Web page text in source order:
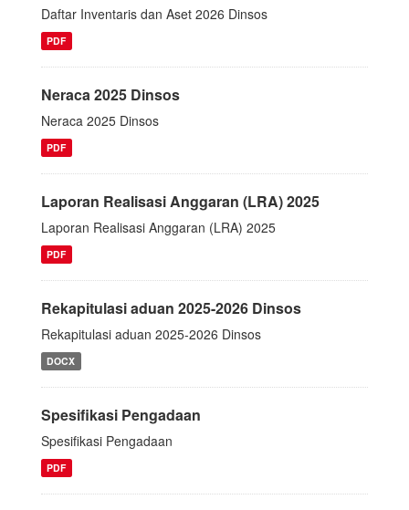
Daftar Inventaris dan Aset 2026 Dinsos
PDF
Neraca 2025 Dinsos
Neraca 2025 Dinsos
PDF
Laporan Realisasi Anggaran (LRA) 2025
Laporan Realisasi Anggaran (LRA) 2025
PDF
Rekapitulasi aduan 2025-2026 Dinsos
Rekapitulasi aduan 2025-2026 Dinsos
DOCX
Spesifikasi Pengadaan
Spesifikasi Pengadaan
PDF